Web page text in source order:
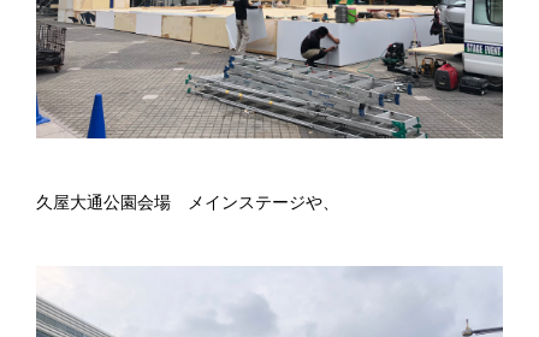
久屋大通公園会場 メインステージや、